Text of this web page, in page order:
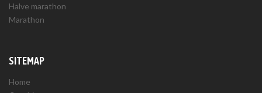
Halve marathon
Marathon
SITEMAP
Home